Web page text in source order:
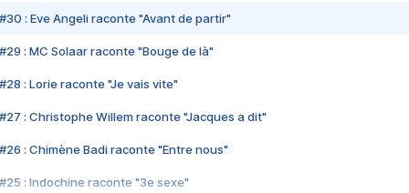
#30 : Eve Angeli raconte "Avant de partir"
#29 : MC Solaar raconte "Bouge de là"
#28 : Lorie raconte "Je vais vite"
#27 : Christophe Willem raconte "Jacques a dit"
#26 : Chimène Badi raconte "Entre nous"
#25 : Indochine raconte "3e sexe"